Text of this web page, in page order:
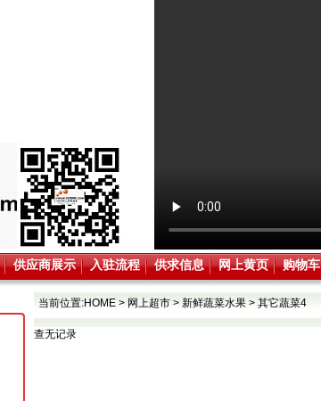
供应商展示 入驻流程 供求信息 网上黄页 购物车
当前位置:HOME> 网上超市> 新鲜蔬菜水果> 其它蔬菜4
查无记录